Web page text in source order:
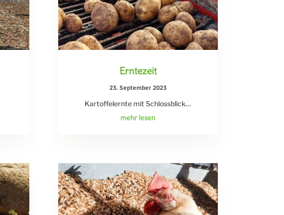
Erntezeit
23. September 2023
Kartoffelernte mit Schlossblick…
mehr lesen